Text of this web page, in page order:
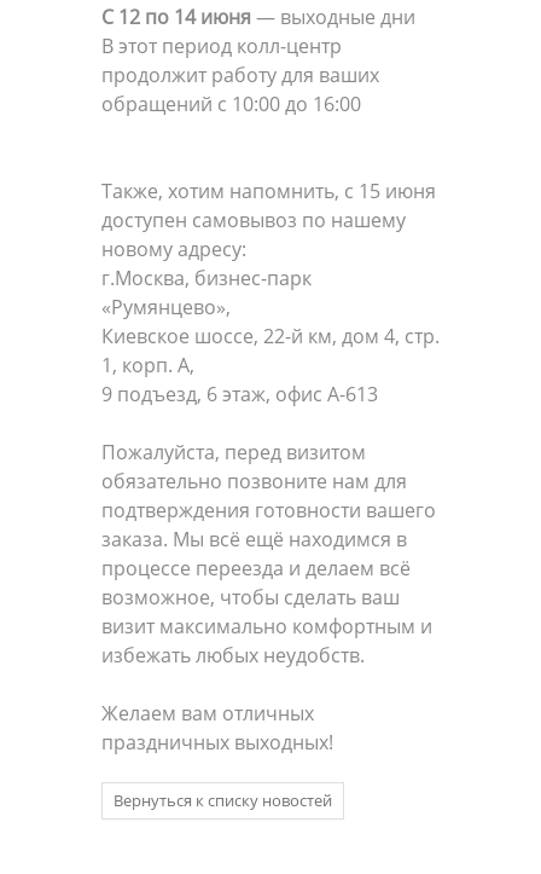
С 12 по 14 июня — выходные дни
В этот период колл-центр
продолжит работу для ваших
обращений с 10:00 до 16:00
Также, хотим напомнить, с 15 июня
доступен самовывоз по нашему
новому адресу:
г.Москва, бизнес-парк
«Румянцево»,
Киевское шоссе, 22-й км, дом 4, стр.
1, корп. А,
9 подъезд, 6 этаж, офис А-613
Пожалуйста, перед визитом
обязательно позвоните нам для
подтверждения готовности вашего
заказа. Мы всё ещё находимся в
процессе переезда и делаем всё
возможное, чтобы сделать ваш
визит максимально комфортным и
избежать любых неудобств.
Желаем вам отличных
праздничных выходных!
Вернуться к списку новостей